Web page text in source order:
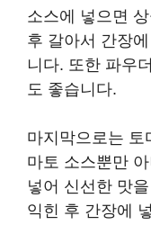
소스에 넣으면
후 갈아서 간장
니다. 또한 파우
도 좋습니다.
마지막으로는 토
마토 소스뿐만
넣어 신선한 맛
익힌 후 간장에